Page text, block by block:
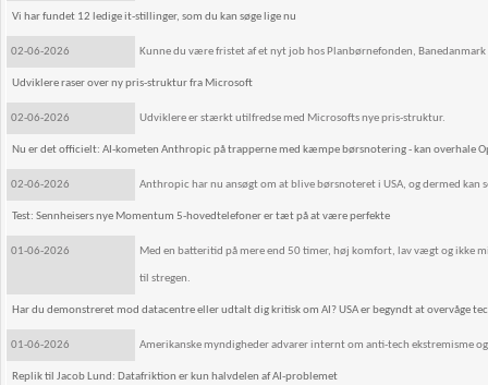
Vi har fundet 12 ledige it-stillinger, som du kan søge lige nu
02-06-2026 Kunne du være fristet af et nyt job hos Planbørnefonden,
Udviklere raser over ny pris-struktur fra Microsoft
02-06-2026 Udviklere er stærkt utilfredse med Microsofts nye pris-struktur.
Nu er det officielt: AI-kometen Anthropic på trapperne med kæmpe børsnotering - kan overhale
02-06-2026 Anthropic har nu ansøgt om at blive børsnoteret i USA, og dermed
Test: Sennheisers nye Momentum 5-hovedtelefoner er tæt på at være perfekte
01-06-2026 Med en batteritid på mere end 50 timer, høj komfort, lav vægt og ikke
til stregen.
Har du demonstreret mod datacentre eller udtalt dig kritisk om AI? USA er begyndt at overvåge
01-06-2026 Amerikanske myndigheder advarer internt om anti-tech ekstremisme
Replik til Jacob Lund: Datafriktion er kun halvdelen af AI-problemet